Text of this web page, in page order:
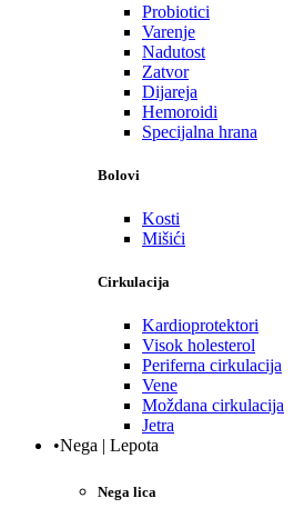
Probiotici
Varenje
Nadutost
Zatvor
Dijareja
Hemoroidi
Specijalna hrana
Bolovi
Kosti
Mišići
Cirkulacija
Kardioprotektori
Visok holesterol
Periferna cirkulacija
Vene
Moždana cirkulacija
Jetra
•Nega | Lepota
Nega lica